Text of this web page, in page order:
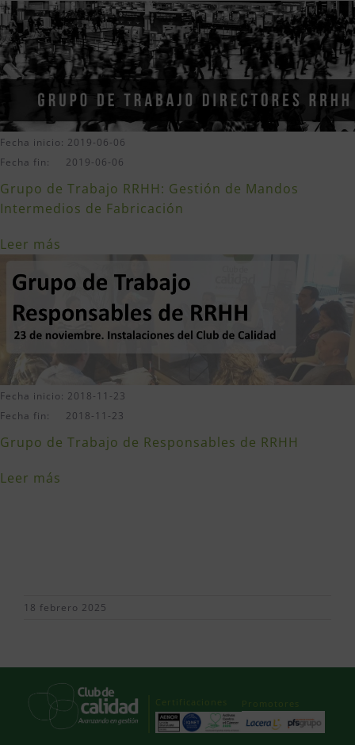
Fecha inicio: 2019-06-06
Fecha fin: 2019-06-06
Grupo de Trabajo RRHH: Gestión de Mandos
Intermedios de Fabricación
Leer más
Fecha inicio: 2018-11-23
Fecha fin: 2018-11-23
Grupo de Trabajo de Responsables de RRHH
Leer más
18 febrero 2025
Certificaciones Promotores